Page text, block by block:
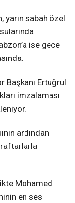
yarın sabah özel
ise gece
Başkanı Ertuğrul
imzalaması
ardından
Mohamed
en ses